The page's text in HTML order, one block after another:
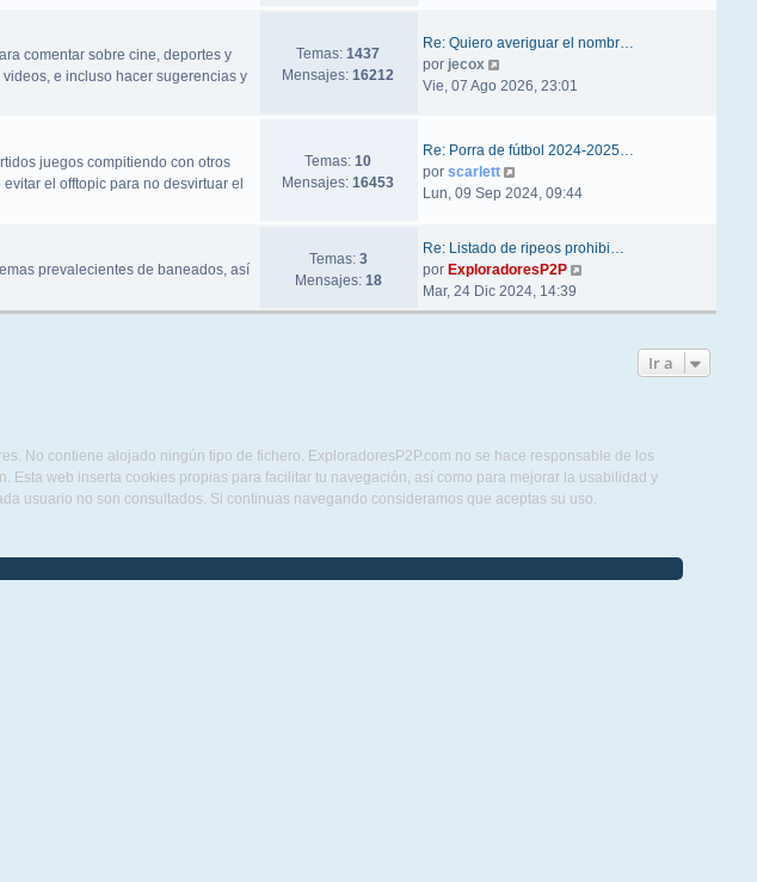
comentar sobre cine, deportes y
e incluso hacer sugerencias y
Temas:1437
Mensajes:16212
Re: Quiero averiguar el nombr…
por jecox
Vie, 07 Ago 2026, 23:01
juegos compitiendo con otros
el offtopic para no desvirtuar el
Temas:10
Mensajes:16453
Re: Porra de fútbol 2024-2025…
por scarlett
Lun, 09 Sep 2024, 09:44
prevalecientes de baneados, así
Temas: 3
Mensajes: 18
Re: Listado de ripeos prohibi…
por ExploradoresP2P
Mar, 24 Dic 2024, 14:39
Ir a
No contiene alojado ningún tipo de fichero. ExploradoresP2P.com no se hace responsable de los
web inserta cookies propias para facilitar tu navegación, así como para mejorar la usabilidad y
usuario no son consultados. Si continuas navegando consideramos que aceptas su uso.